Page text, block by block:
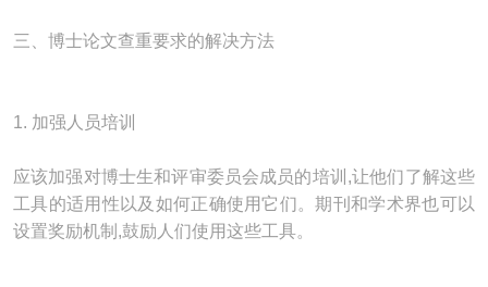
三、博士论文查重要求的解决方法
1. 加强人员培训
应该加强对博士生和评审委员会成员的培训,让他们了解这些
工具的适用性以及如何正确使用它们。期刊和学术界也可以
设置奖励机制,鼓励人们使用这些工具。